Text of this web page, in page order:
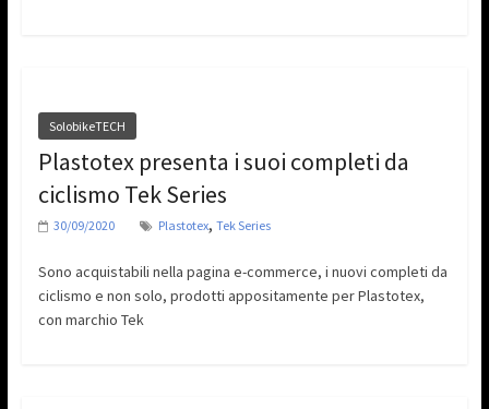
SolobikeTECH
Plastotex presenta i suoi completi da
ciclismo Tek Series
30/09/2020 Plastotex, Tek Series
Sono acquistabili nella pagina e-commerce, i nuovi completi da
ciclismo e non solo, prodotti appositamente per Plastotex,
con marchio Tek